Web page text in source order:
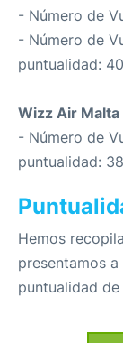
- Número de
- Número de
puntualidad:
Wizz Air Malta
- Número de
puntualidad:
Hemos
presentamos
puntualidad